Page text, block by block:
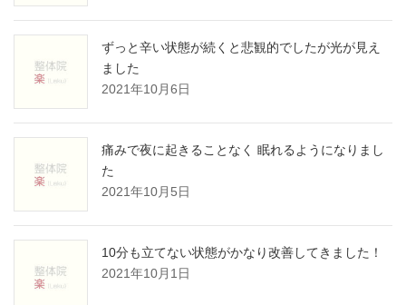
ずっと辛い状態が続くと悲観的でしたが光が見え
ました
2021年10月6日
痛みで夜に起きることなく 眠れるようになりまし
た
2021年10月5日
10分も立てない状態がかなり改善してきました！
2021年10月1日